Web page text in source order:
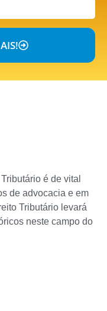
é de vital
de advocacia e em
Tributário levará
neste campo do